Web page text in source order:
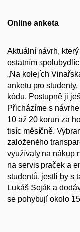
Online anketa
Aktuální návrh,
ostatním
„Na kolejích
anketu pro
kódu. Postupně ji
Přicházíme s
10 až 20 korun za
tisíc měsíčně.
založeného
využívaly na nákup
na servis praček a
studentů, jestli by s
Lukáš Soják a
se pohybují okolo